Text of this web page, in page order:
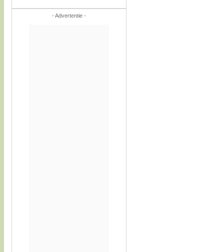
- Advertentie -